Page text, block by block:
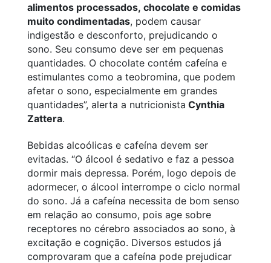
alimentos processados, chocolate e comidas
muito condimentadas, podem causar
indigestão e desconforto, prejudicando o
sono. Seu consumo deve ser em pequenas
quantidades. O chocolate contém cafeína e
estimulantes como a teobromina, que podem
afetar o sono, especialmente em grandes
quantidades”, alerta a nutricionista Cynthia
Zattera.
Bebidas alcoólicas e cafeína devem ser
evitadas. “O álcool é sedativo e faz a pessoa
dormir mais depressa. Porém, logo depois de
adormecer, o álcool interrompe o ciclo normal
do sono. Já a cafeína necessita de bom senso
em relação ao consumo, pois age sobre
receptores no cérebro associados ao sono, à
excitação e cognição. Diversos estudos já
comprovaram que a cafeína pode prejudicar